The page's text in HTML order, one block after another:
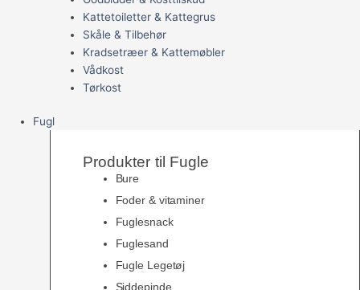
Kattetoiletter & Kattegrus
Skåle & Tilbehør
Kradsetræer & Kattemøbler
Vådkost
Tørkost
Fugl
Produkter til Fugle
Bure
Foder & vitaminer
Fuglesnack
Fuglesand
Fugle Legetøj
Siddepinde